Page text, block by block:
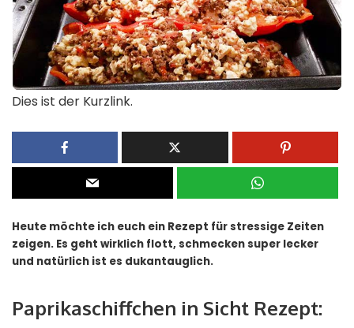
Dies ist der Kurzlink.
Heute möchte ich euch ein Rezept für stressige Zeiten
zeigen. Es geht wirklich flott, schmecken super lecker
und natürlich ist es dukantauglich.
Paprikaschiffchen in Sicht Rezept: